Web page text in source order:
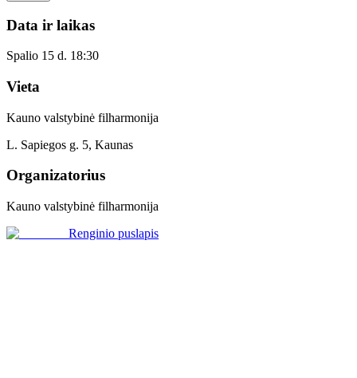
Data ir laikas
Spalio 15 d. 18:30
Vieta
Kauno valstybinė filharmonija
L. Sapiegos g. 5, Kaunas
Organizatorius
Kauno valstybinė filharmonija
Renginio puslapis